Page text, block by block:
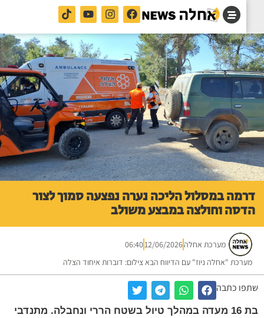
במסלול הליכה נערה נפצעה סמוך לצור
וחולצה במבצע משולב
מערכת אחלה 12/06/2026
06:40
"אחלה ניוז" עם הדיווח הבא צילום: דוברות איחוד הצלה
כתבה
בת 16 מעדה במהלך טיול בשטח הררי ונחבלה. מתנדבי